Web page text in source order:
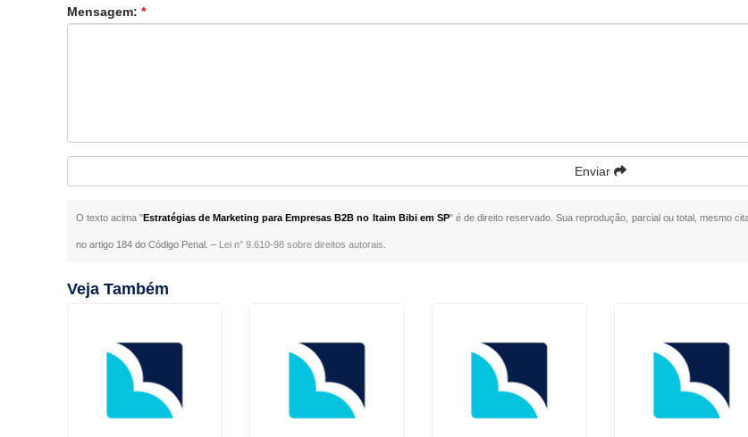
Mensagem: *
Enviar
O texto acima "Estratégias de Marketing para Empresas B2B no Itaim Bibi em SP" é de direito reservado. Sua reprodução, parcial ou total, mesmo
no artigo 184 do Código Penal. – Lei n° 9.610-98 sobre direitos autorais
Veja Também